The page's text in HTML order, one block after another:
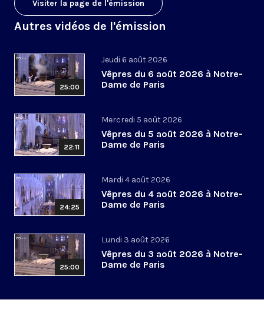
Visiter la page de l'émission
Autres vidéos de l'émission
25:00
Jeudi 6 août 2026
Vêpres du 6 août 2026 à Notre-
Dame de Paris
22:11
Mercredi 5 août 2026
Vêpres du 5 août 2026 à Notre-
Dame de Paris
24:25
Mardi 4 août 2026
Vêpres du 4 août 2026 à Notre-
Dame de Paris
25:00
Lundi 3 août 2026
Vêpres du 3 août 2026 à Notre-
Dame de Paris